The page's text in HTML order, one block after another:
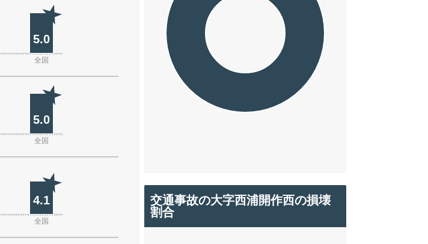
5.0
全国
5.0
全国
4.1
全国
交通事故の大字西浦開作西の損壊
割合